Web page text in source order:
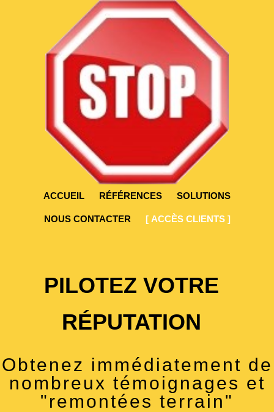
ACCUEIL RÉFÉRENCES SOLUTIONS
NOUS CONTACTER [ ACCÈS CLIENTS ]
PILOTEZ VOTRE
RÉPUTATION
Obtenez immédiatement de
nombreux témoignages et
"remontées terrain"